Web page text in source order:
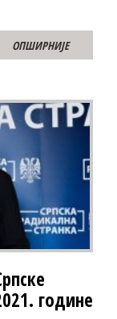
ОПШИРНИЈЕ
године